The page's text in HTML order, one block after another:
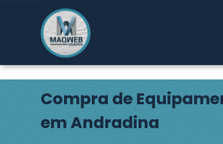
Rodovia Índio Tibiriçá, 2149 - Pouso Alegre - Ribeirão
Compra de
em Andradina